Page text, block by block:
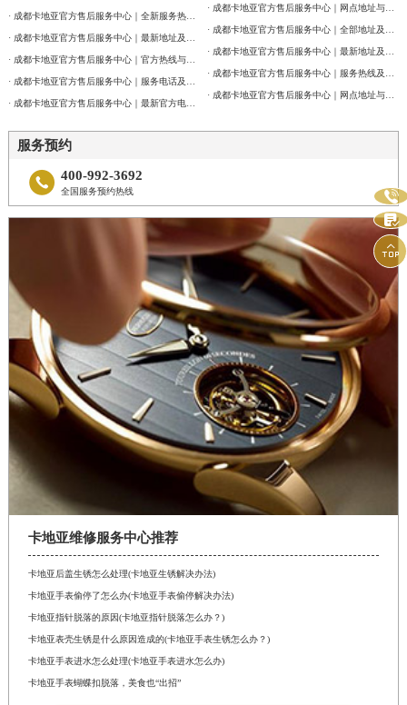
· 成都卡地亚官方售后服务中心｜全新服务热线及门店地址权威信息公告（2026年7月最新）
· 成都卡地亚官方售后服务中心｜官方热线与门店地址权威信息公示（2026年7月最新）
· 成都卡地亚官方售后服务中心｜最新官方电话和维修地址权威信息通告（2026年7月最新）
服务预约
 400-992-3692
全国服务预约热线
卡地亚维修服务中心推荐
卡地亚后盖生锈怎么处理(卡地亚生锈解决办法)
卡地亚手表偷停了怎么办(卡地亚手表偷停解决办法)
卡地亚指针脱落的原因(卡地亚指针脱落怎么办？)
卡地亚表壳生锈是什么原因造成的(卡地亚手表生锈怎么办？)
卡地亚手表进水怎么处理(卡地亚手表进水怎么办)
卡地亚手表蝴蝶扣脱落，美食也“出招”


